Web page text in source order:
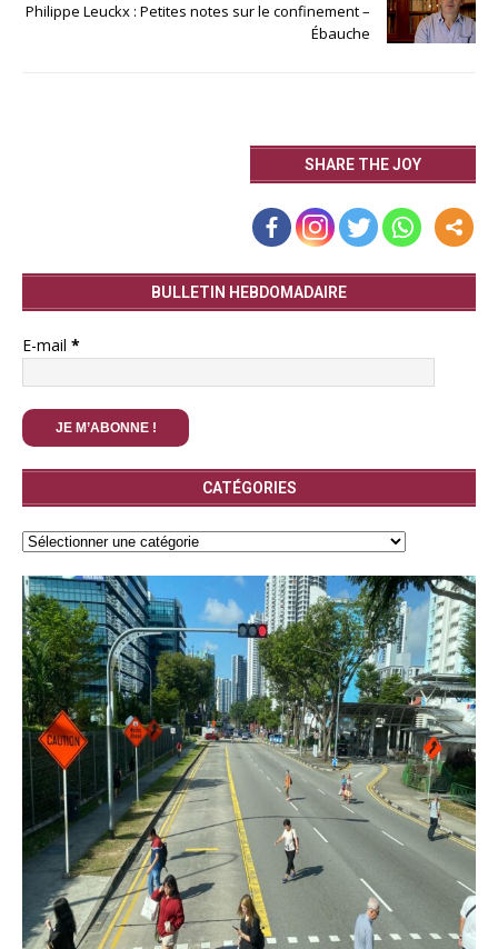
Philippe Leuckx : Petites notes sur le confinement –
Ébauche
SHARE THE JOY
BULLETIN HEBDOMADAIRE
E-mail *
CATÉGORIES